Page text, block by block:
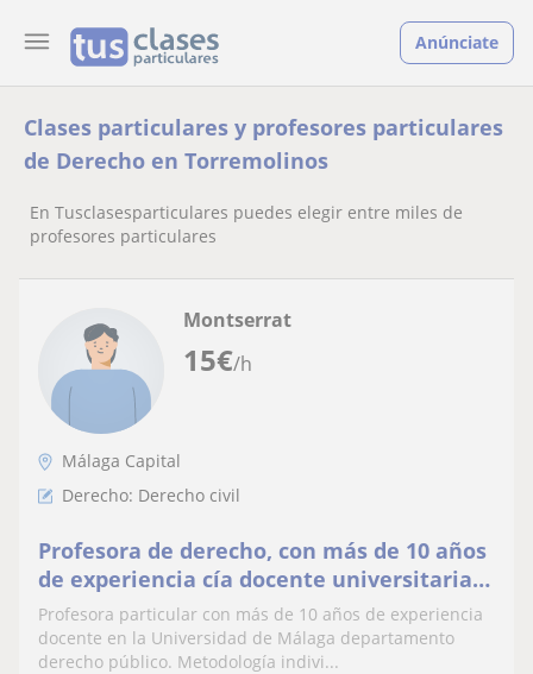
Anúnciate
Clases particulares y profesores particulares
de Derecho en Torremolinos
En Tusclasesparticulares puedes elegir entre miles de
profesores particulares
15€/h
Montserrat
Málaga Capital
Derecho: Derecho civil
Profesora de derecho, con más de 10 años
de experiencia cía docente universitaria,
especialista en derecho público y
postgrado en derecho civil
Profesora particular con más de 10 años de experiencia
docente en la Universidad de Málaga departamento
derecho público. Metodología indivi...